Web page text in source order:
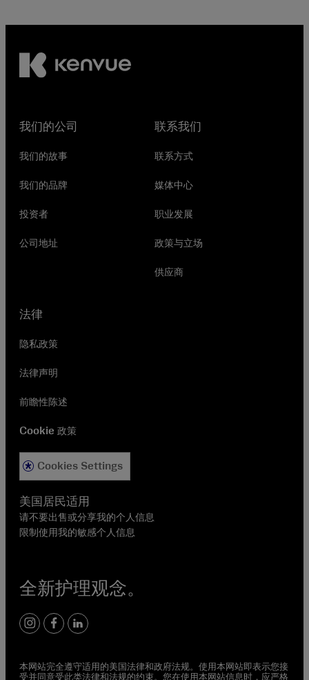
全新护理观念。
instagram
facebook
linkedin
我们的公司
我们的故事
我们的品牌
投资者
公司地址
联系我们
联系方式
媒体中心
职业发展
政策与立场
供应商
法律
隐私政策
法律声明
前瞻性陈述
Cookie 政策
Cookies Settings
美国居民适用
请不要出售或分享我的个人信息
限制使用我的敏感个人信息
本网站完全遵守适用的美国法律和政府法规。使用本网站即表示您接
受并同意受此类法律和法规的约束。您在使用本网站信息时，应严格